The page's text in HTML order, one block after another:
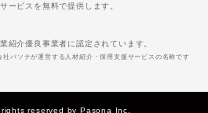
ービスを無料で提供します。
紹介優良事業者に認定されています。
パソナが運営する人材紹介・採用支援サービスの名称です
reserved by Pasona Inc.